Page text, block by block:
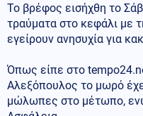
Το βρέφος εισήχθη το
τραύματα στο κεφάλι με
εγείρουν ανησυχία για
Όπως είπε στο
Αλεξόπουλος το μωρό
μώλωπες στο μέτωπο,